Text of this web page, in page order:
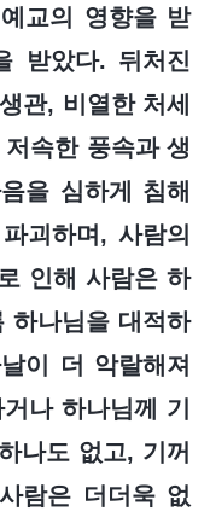
교의 영향을 받
받았다. 뒤처진
관, 비열한 처세
속한 풍속과 생
을 심하게 침해
괴하며, 사람의
인해 사람은 하
하나님을 대적하
이 더 악랄해져
나 하나님께 기
나도 없고, 기꺼
람은 더더욱 없